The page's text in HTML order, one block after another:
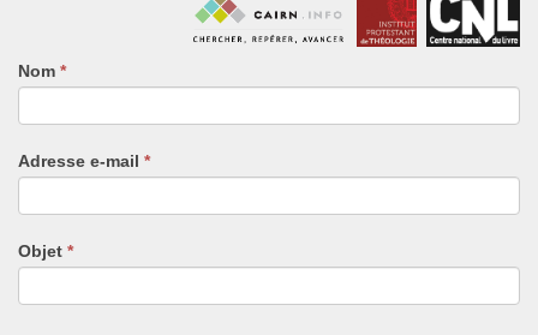
Nom *
Adresse e-mail *
Objet *
Si
vous
êtes
humain,
remplissez
ce